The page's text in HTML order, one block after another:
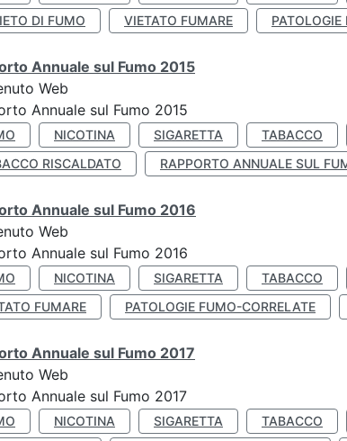
DI FUMO
VIETATO FUMARE
Annuale sul Fumo 2015
Web
Annuale sul Fumo 2015
NICOTINA SIGARETTA TABACCO
RISCALDATO
RAPPORTO ANNUALE SUL
Annuale sul Fumo 2016
Web
Annuale sul Fumo 2016
NICOTINA SIGARETTA TABACCO
FUMARE
PATOLOGIE FUMO-CORRELATE
Annuale sul Fumo 2017
Web
Annuale sul Fumo 2017
NICOTINA SIGARETTA TABACCO